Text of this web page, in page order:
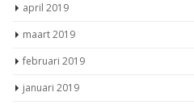
april 2019
maart 2019
februari 2019
januari 2019